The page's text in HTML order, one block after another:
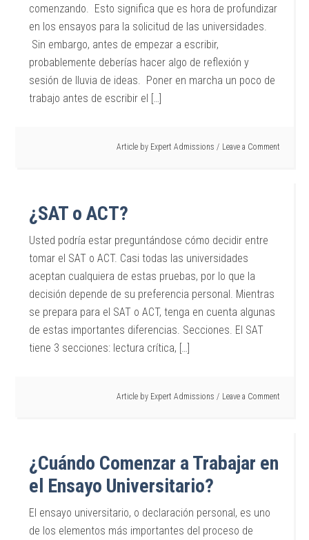
comenzando. Esto significa que es hora de profundizar
en los ensayos para la solicitud de las universidades.
Sin embargo, antes de empezar a escribir,
probablemente deberías hacer algo de reflexión y
sesión de lluvia de ideas. Poner en marcha un poco de
trabajo antes de escribir el […]
Article by Expert Admissions Leave a Comment
¿SAT o ACT?
Usted podría estar preguntándose cómo decidir entre
tomar el SAT o ACT. Casi todas las universidades
aceptan cualquiera de estas pruebas, por lo que la
decisión depende de su preferencia personal. Mientras
se prepara para el SAT o ACT, tenga en cuenta algunas
de estas importantes diferencias. Secciones. El SAT
tiene 3 secciones: lectura crítica, […]
Article by Expert Admissions Leave a Comment
¿Cuándo Comenzar a Trabajar en
el Ensayo Universitario?
El ensayo universitario, o declaración personal, es uno
de los elementos más importantes del proceso de